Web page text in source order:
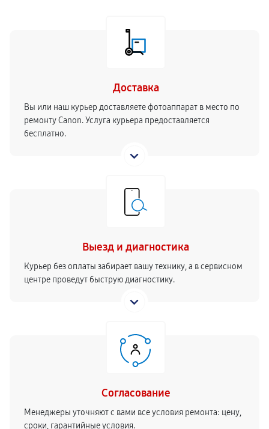
Доставка
Вы или наш курьер доставляете фотоаппарат в место по
ремонту Canon. Услуга курьера предоставляется
бесплатно.
Выезд и диагностика
Курьер без оплаты забирает вашу технику, а в сервисном
центре проведут быструю диагностику.
Согласование
Менеджеры уточняют с вами все условия ремонта: цену,
сроки, гарантийные условия.